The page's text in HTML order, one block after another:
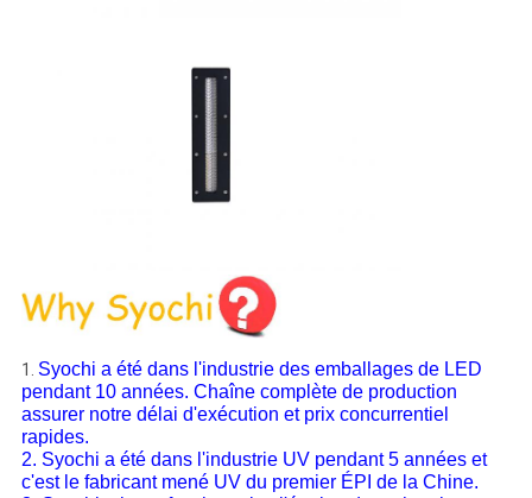
1. Syochi a été dans l'industrie des emballages de LED
pendant 10 années. Chaîne complète de production
assurer notre délai d'exécution et prix concurrentiel
rapides.
2. Syochi a été dans l'industrie UV pendant 5 années et
c'est le fabricant mené UV du premier ÉPI de la Chine.